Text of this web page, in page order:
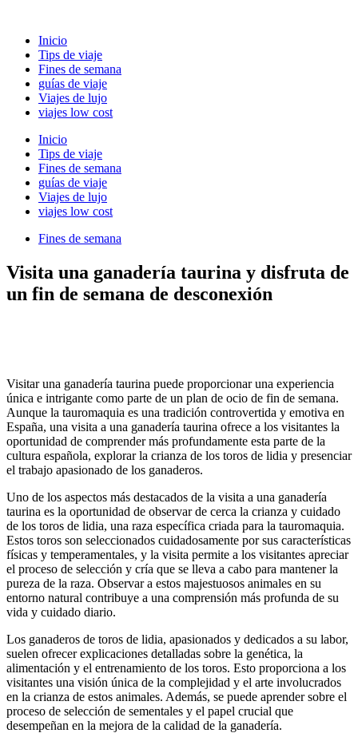
contenido
Inicio
Tips de viaje
Fines de semana
guías de viaje
Viajes de lujo
viajes low cost
Inicio
Tips de viaje
Fines de semana
guías de viaje
Viajes de lujo
viajes low cost
Fines de semana
Visita una ganadería taurina y disfruta de
un fin de semana de desconexión
Visitar una ganadería taurina puede proporcionar una experiencia
única e intrigante como parte de un plan de ocio de fin de semana.
Aunque la tauromaquia es una tradición controvertida y emotiva en
España, una visita a una ganadería taurina ofrece a los visitantes la
oportunidad de comprender más profundamente esta parte de la
cultura española, explorar la crianza de los toros de lidia y presenciar
el trabajo apasionado de los ganaderos.
Uno de los aspectos más destacados de la visita a una ganadería
taurina es la oportunidad de observar de cerca la crianza y cuidado
de los toros de lidia, una raza específica criada para la tauromaquia.
Estos toros son seleccionados cuidadosamente por sus características
físicas y temperamentales, y la visita permite a los visitantes apreciar
el proceso de selección y cría que se lleva a cabo para mantener la
pureza de la raza. Observar a estos majestuosos animales en su
entorno natural contribuye a una comprensión más profunda de su
vida y cuidado diario.
Los ganaderos de toros de lidia, apasionados y dedicados a su labor,
suelen ofrecer explicaciones detalladas sobre la genética, la
alimentación y el entrenamiento de los toros. Esto proporciona a los
visitantes una visión única de la complejidad y el arte involucrados
en la crianza de estos animales. Además, se puede aprender sobre el
proceso de selección de sementales y el papel crucial que
desempeñan en la mejora de la calidad de la ganadería.